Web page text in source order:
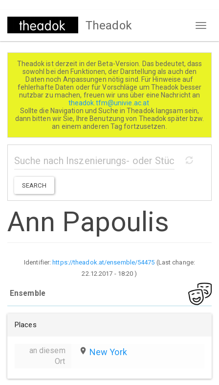
Direkt
Theadok
Theadok ist derzeit in der Beta-Version. Das bedeutet, dass
sowohl bei den Funktionen, der Darstellung als auch den
Daten noch Anpassungen nötig sind. Für Hinweise auf
fehlerhafte Daten oder für Vorschläge um Theadok besser
nutzbar zu machen, freuen wir uns über eine Nachricht an
theadok.tfm@univie.ac.at
Sollte die Navigation und Suche in Theadok langsam sein,
dann bitten wir Sie, Ihre Benutzung von Theadok später bzw.
an einem anderen Tag fortzusetzen.
SEARCH
Ann Papoulis
Identifier:https://theadok.at/ensemble/54475 (Last change:
22.12.2017 - 18:20 )
Ensemble
Places
an diesem
Ort
place New York